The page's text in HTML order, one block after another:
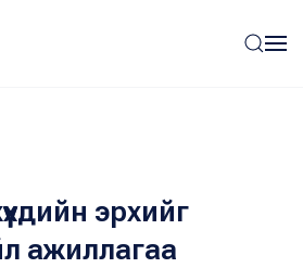
эрхийг
ажиллагаа